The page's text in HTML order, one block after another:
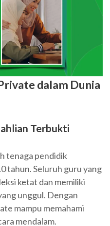
dalam Dunia
Terbukti
tenaga pendidik
tahun. Seluruh guru yang
ketat dan memiliki
unggul. Dengan
mampu memahami
mendalam.